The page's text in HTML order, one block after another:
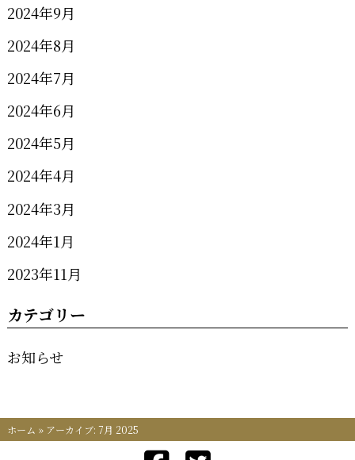
2024年9月
2024年8月
2024年7月
2024年6月
2024年5月
2024年4月
2024年3月
2024年1月
2023年11月
カテゴリー
お知らせ
ホーム » アーカイブ: 7月 2025